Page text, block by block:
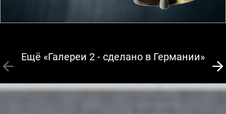
Ещё «Галереи 2 - сделано в Германии»